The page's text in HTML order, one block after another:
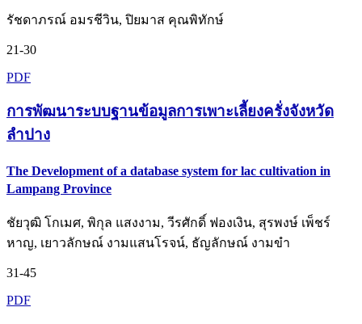
รัชดาภรณ์ อมรชีวิน, ปิยมาส คุณพิทักษ์
21-30
PDF
การพัฒนาระบบฐานข้อมูลการเพาะเลี้ยงครั่งจังหวัด
ลำปาง
The Development of a database system for lac cultivation in
Lampang Province
ชัยวุฒิ โกเมศ, พิกุล แสงงาม, วีรศักดิ์ ฟองเงิน, สุรพงษ์ เพ็ชร์
หาญ, เยาวลักษณ์ งามแสนโรจน์, ธัญลักษณ์ งามขำ
31-45
PDF